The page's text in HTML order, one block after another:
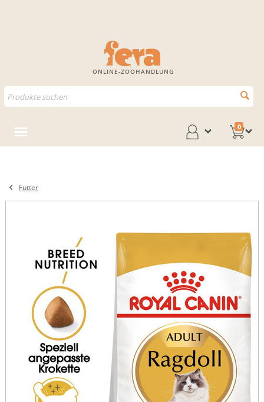
ONLINE-ZOOHANDLUNG
0
Futter